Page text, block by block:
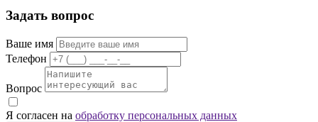
Задать вопрос
Ваше имя
Телефон
Вопрос
Я согласен на обработку персональных данных